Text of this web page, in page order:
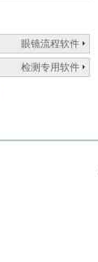
眼镜流程软件
检测专用软件